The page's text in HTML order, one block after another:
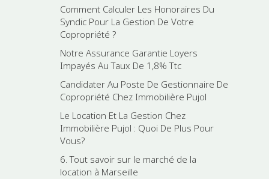
Comment Calculer Les Honoraires Du
Syndic Pour La Gestion De Votre
Copropriété ?
Notre Assurance Garantie Loyers
Impayés Au Taux De 1,8% Ttc
Candidater Au Poste De Gestionnaire De
Copropriété Chez Immobilière Pujol
Le Location Et La Gestion Chez
Immobilière Pujol : Quoi De Plus Pour
Vous?
6. Tout savoir sur le marché de la
location à Marseille